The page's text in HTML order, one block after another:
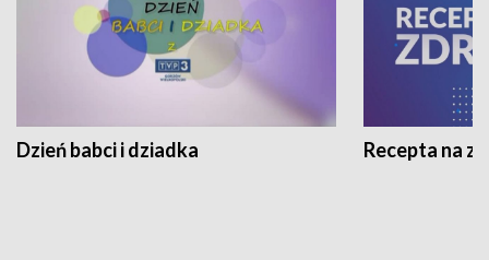
Dzień babci i dziadka Recepta na